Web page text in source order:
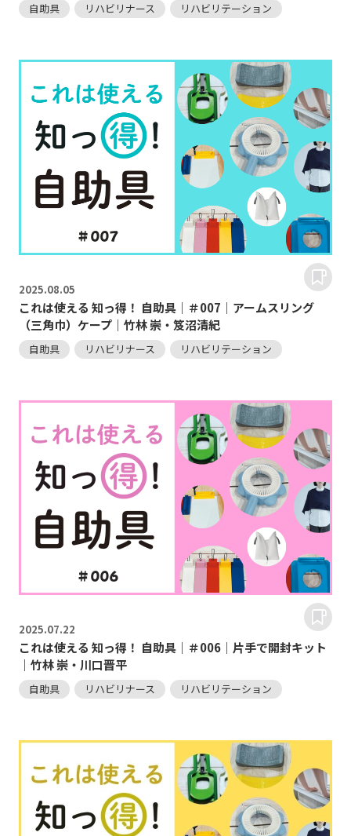
自助具 リハビリナース リハビリテーション
2025.08.05
これは使える 知っ得！ 自助具｜＃007｜アームスリング
（三角巾）ケープ｜竹林 崇・笈沼清紀
自助具 リハビリナース リハビリテーション
2025.07.22
これは使える 知っ得！ 自助具｜＃006｜片手で開封キット
｜竹林 崇・川口晋平
自助具 リハビリナース リハビリテーション